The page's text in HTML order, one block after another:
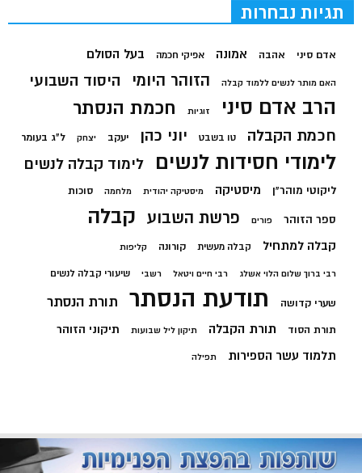
תגיות נבחרות
אדם סיני אהבה אמונה אפיקי חכמה בעל הסולם
האם מותר לנשים ללמוד קבלה הזוהר היומי היסוד השבועי
הרב אדם סיני זוגיות חכמת הנסתר
חכמת הקבלה טו בשבט יוני כהן יעקב יצחק ל"ג בעומר
לימודי חסידות לנשים לימוד קבלה לנשים
ליקוטי מוהר"ן מיסטיקה מיסטיקה יהודית מלחמה סוכות
ספר הזוהר פורים פרשת השבוע קבלה
קבלה למתחיל קבלה מעשית קורונה קליפות
רבי ברוך שלום הלוי אשלג רבי חיים ויטאל רשבי שיעורי קבלה לנשים
שערי קדושה תודעת הנסתר תורת הנסתר
תורת הסוד תורת הקבלה תיקון ליל שבועות תיקוני הזוהר
תלמוד עשר הספירות תפילה